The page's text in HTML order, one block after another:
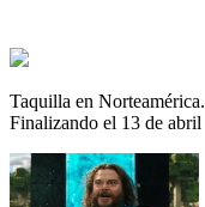
Taquilla en Norteamérica.
Finalizando el 13 de abril